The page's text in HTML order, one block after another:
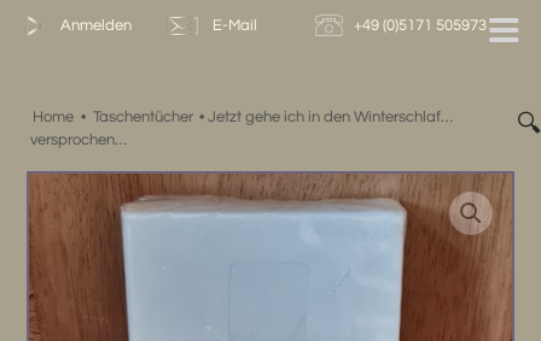
Zum
Anmelden E-Mail +49 (0)5171 505973
Home • Taschentücher •Jetzt gehe ich in den Winterschlaf…
versprochen…
🔍